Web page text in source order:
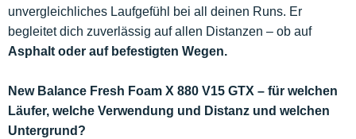
unvergleichliches Laufgefühl bei all deinen Runs. Er
begleitet dich zuverlässig auf allen Distanzen – ob auf
Asphalt oder auf befestigten Wegen.
New Balance Fresh Foam X 880 V15 GTX – für welchen
Läufer, welche Verwendung und Distanz und welchen
Untergrund?